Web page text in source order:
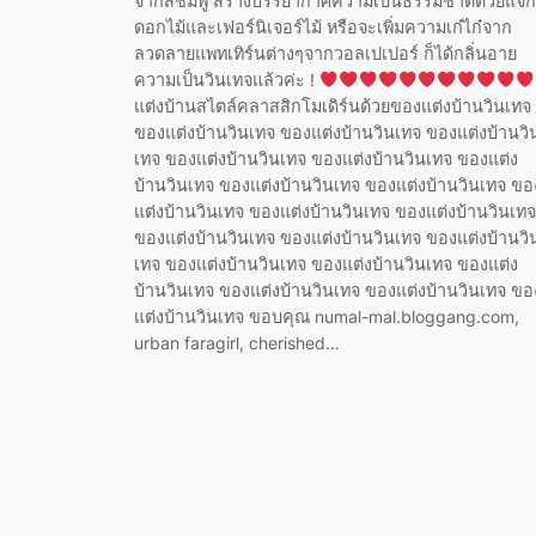
ดอกไม้และเฟอร์นิเจอร์ไม้ หรือจะเพิ่มความเก๋ไก๋จาก
ลวดลายแพทเทิร์นต่างๆจากวอลเปเปอร์ ก็ได้กลิ่นอาย
ความเป็นวินเทจแล้วค่ะ !
แต่งบ้านสไตล์คลาสสิกโมเดิร์นด้วยของแต่งบ้านวินเทจ
ของแต่งบ้านวินเทจ ของแต่งบ้านวินเทจ ของแต่งบ้านวิ
เทจ ของแต่งบ้านวินเทจ ของแต่งบ้านวินเทจ ของแต่ง
บ้านวินเทจ ของแต่งบ้านวินเทจ ของแต่งบ้านวินเทจ ขอ
แต่งบ้านวินเทจ ของแต่งบ้านวินเทจ ของแต่งบ้านวินเทจ
ของแต่งบ้านวินเทจ ของแต่งบ้านวินเทจ ของแต่งบ้านวิ
เทจ ของแต่งบ้านวินเทจ ของแต่งบ้านวินเทจ ของแต่ง
บ้านวินเทจ ของแต่งบ้านวินเทจ ของแต่งบ้านวินเทจ ขอ
แต่งบ้านวินเทจ ขอบคุณ numal-mal.bloggang.com,
urban faragirl, cherished…